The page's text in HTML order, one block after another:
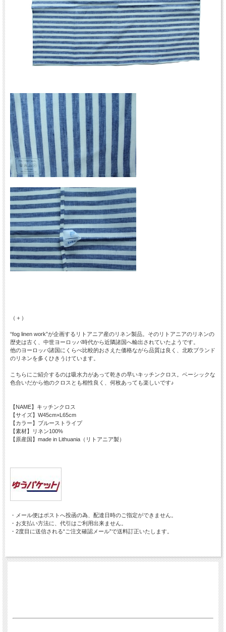
（＋）
“fog linen work”が企画するリトアニア産のリネン製品。そのリトアニアのリネンの
歴史は古く、中世ヨーロッパ時代から近隣諸国へ輸出されていたようです。
他のヨーロッパ諸国にくらべ比較的おさえた価格ながら品質は良く、北欧ブランド
のリネンを多くひきうけています。
こちらにご紹介するのは吸水力があって乾きの早いキッチンクロス。ベーシックな
色合いだから他のクロスとも相性良く、何枚あっても楽しいです♪
【NAME】キッチンクロス
【サイズ】W45cm×L65cm
【カラー】ブルーストライプ
【素材】リネン100%
【原産国】made in Lithuania（リトアニア製）
・メール便はポストへ投函の為、配達日時のご指定ができません。
・お支払い方法に、代引はご利用出来ません。
・2度目に送信される“ご注文確認メール”で送料訂正いたします。